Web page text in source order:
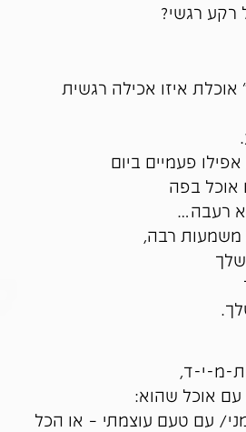
רקע רגשי?
איזו אכילה רגשית
פעמיים ביום
בפה
רעבה…
משמעות רבה,
מ-י-ד,
עם אוכל שהוא:
עם טעם עוצמתי – או הכל